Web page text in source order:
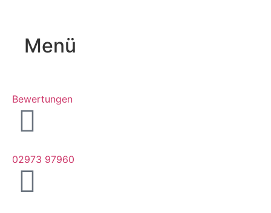
Menü
Bewertungen
02973 97960